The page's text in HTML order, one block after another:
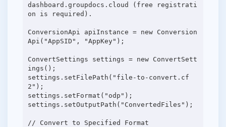
dashboard.groupdocs.cloud (free registrati
on is required).
ConversionApi apiInstance = new Conversion
Api("AppSID", "AppKey");
ConvertSettings settings = new ConvertSett
ings();
settings.setFilePath("file-to-convert.cf
2");
settings.setFormat("odp");
settings.setOutputPath("ConvertedFiles");
// Convert to Specified Format